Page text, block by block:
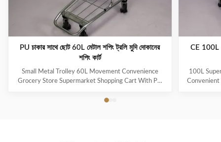
PU চাকার সাথে ছোট 60L মেটাল শপিং ট্রলি মুদি দোকানের
শপিং কার্ট
Small Metal Trolley 60L Movement Convenience
Grocery Store Supermarket Shopping Cart With PU
companion in the store, Jinsheng shopping trolleys are
CE 100L
100L
Convenient